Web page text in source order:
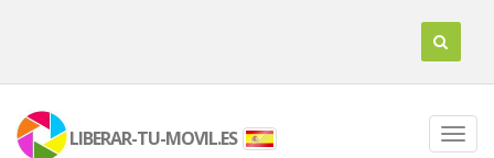
LIBERAR-TU-MOVIL.ES